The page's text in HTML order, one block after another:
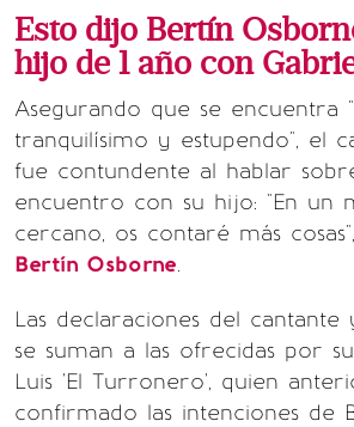
Esto dijo Bertín
hijo de 1 año con
Asegurando que se encuentra
tranquilísimo y estupendo", el
fue contundente al hablar
encuentro con su hijo: "En un
cercano, os contaré más
Bertín Osborne.
Las declaraciones del
se suman a las ofrecidas por
Luis 'El Turronero', quien
confirmado las intenciones de